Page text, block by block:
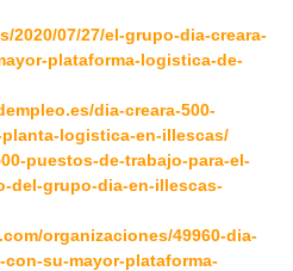
2020/07/27/el-grupo-dia-creara-
plataforma-logistica-de-
dia-creara-500-
logistica-en-illescas/
puestos-de-trabajo-para-el-
del-grupo-dia-en-illescas-
organizaciones/49960-dia-
con-su-mayor-plataforma-